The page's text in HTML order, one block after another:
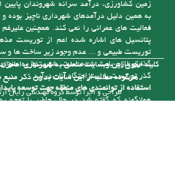
زمین کشاورزی، درآمد سرانه شهروندان پایین
به همین دلیل درآمدهای شهرداری ناچیز بوده
فعالیت های عمرانی را نمی کند. همچنین
پتانسیل های اشاره شده اعم از توریست
توریست طبیعی و ... عدم وجود زیر ساخت ها و
گذاری لازم باعث شده است، شهر تنها به
گذر توریست یا استراحتگاه آنان درآید
استفاده از توانمندی های منطقه جهت توسعه
همانگونه که گفته شد در حال حاضر با توجه به
کلیه حقوق این وبسایت متعلق به شهرداری
هرگونه مطلب از این سایت بدون ذکر منبع
طراحی و اجرا توسطگروه مهندسی رایان